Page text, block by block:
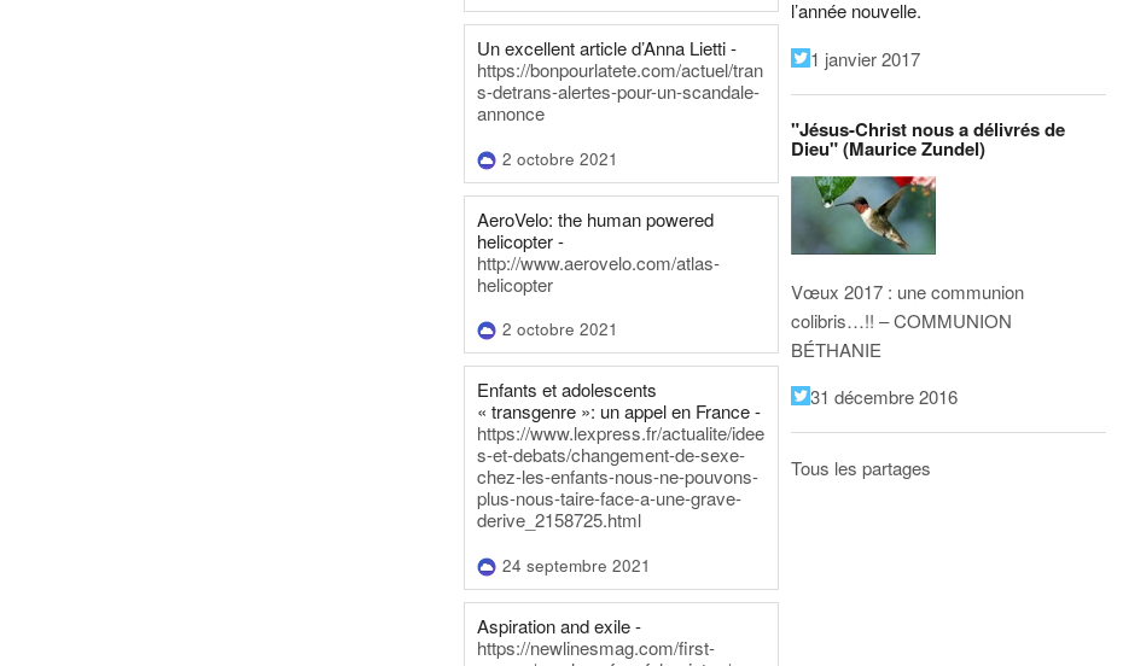
Un excellent article d’Anna Lietti -
https://bonpourlatete.com/actuel/tran
s-detrans-alertes-pour-un-scandale-
annonce
2 octobre 2021
AeroVelo: the human powered
helicopter -
http://www.aerovelo.com/atlas-
helicopter
2 octobre 2021
Enfants et adolescents
« transgenre »: un appel en France -
https://www.lexpress.fr/actualite/idee
s-et-debats/changement-de-sexe-
chez-les-enfants-nous-ne-pouvons-
plus-nous-taire-face-a-une-grave-
derive_2158725.html
24 septembre 2021
Aspiration and exile -
https://newlinesmag.com/first-
l’année nouvelle.
1 janvier 2017
"Jésus-Christ nous a délivrés de
Dieu" (Maurice Zundel)
Vœux 2017 : une communion
colibris…!! – COMMUNION
BÉTHANIE
31 décembre 2016
Tous les partages